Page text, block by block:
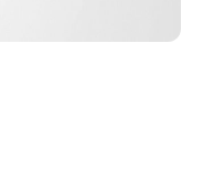
von 5 Sternen